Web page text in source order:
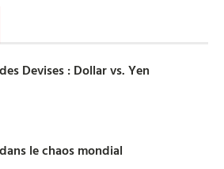
Devises : Dollar vs. Yen
le chaos mondial